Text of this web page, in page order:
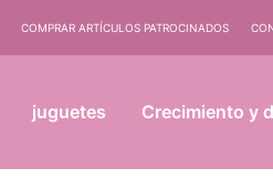
COMPRAR ARTÍCULOS PATROCINADOS
juguetes Crecimiento y